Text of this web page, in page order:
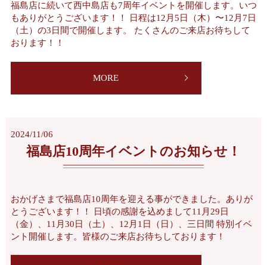
福島店に続いて西中島店も7周年イベントを開催します。いつ
もありがとうございます！！ 日程は12月5日（木）〜12月7日
（土）の3日間で開催します。 たくさんのご来店お待ちして
おります！！
MORE
2024/11/06
福島店10周年イベントのお知らせ！
おかげさまで福島店10周年を迎える事ができました。ありが
とうございます！！ 日頃の感謝を込めまして11月29日
（金）、11月30日（土）、12月1日（日）、三日間 特別イベ
ント開催します。皆様のご来店お待ちしております！